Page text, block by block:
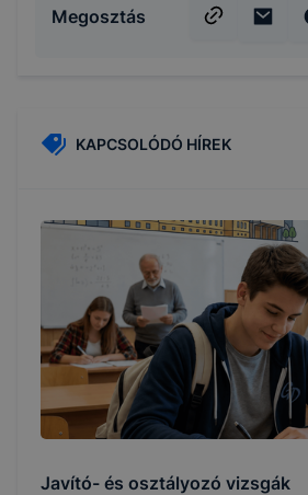
Megosztás
KAPCSOLÓDÓ HÍREK
Javító- és osztályozó vizsgák